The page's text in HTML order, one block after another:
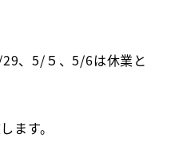
、5/５、5/6は休業と
ます。